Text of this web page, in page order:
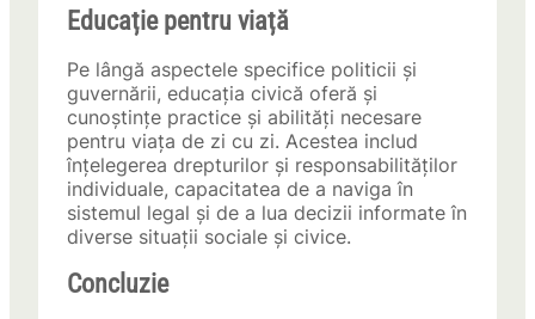
Educație pentru viață
Pe lângă aspectele specifice politicii și
guvernării, educația civică oferă și
cunoștințe practice și abilități necesare
pentru viața de zi cu zi. Acestea includ
înțelegerea drepturilor și responsabilităților
individuale, capacitatea de a naviga în
sistemul legal și de a lua decizii informate în
diverse situații sociale și civice.
Concluzie